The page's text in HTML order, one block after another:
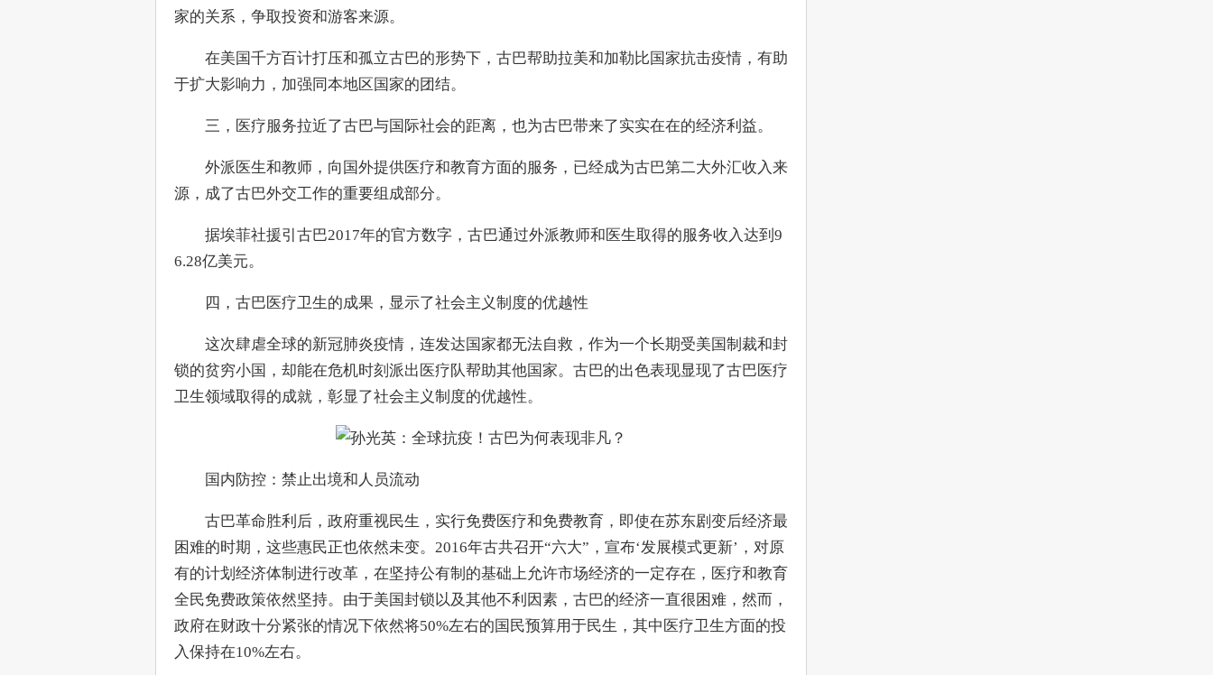
家的关系，争取投资和游客来源。
在美国千方百计打压和孤立古巴的形势下，古巴帮助拉美和加勒比国家抗击疫情，有助
于扩大影响力，加强同本地区国家的团结。
三，医疗服务拉近了古巴与国际社会的距离，也为古巴带来了实实在在的经济利益。
外派医生和教师，向国外提供医疗和教育方面的服务，已经成为古巴第二大外汇收入来
源，成了古巴外交工作的重要组成部分。
据埃菲社援引古巴2017年的官方数字，古巴通过外派教师和医生取得的服务收入达到9
6.28亿美元。
四，古巴医疗卫生的成果，显示了社会主义制度的优越性
这次肆虐全球的新冠肺炎疫情，连发达国家都无法自救，作为一个长期受美国制裁和封
锁的贫穷小国，却能在危机时刻派出医疗队帮助其他国家。古巴的出色表现显现了古巴医疗
卫生领域取得的成就，彰显了社会主义制度的优越性。
国内防控：禁止出境和人员流动
古巴革命胜利后，政府重视民生，实行免费医疗和免费教育，即使在苏东剧变后经济最
困难的时期，这些惠民正也依然未变。2016年古共召开“六大”，宣布‘发展模式更新’，对原
有的计划经济体制进行改革，在坚持公有制的基础上允许市场经济的一定存在，医疗和教育
全民免费政策依然坚持。由于美国封锁以及其他不利因素，古巴的经济一直很困难，然而，
政府在财政十分紧张的情况下依然将50%左右的国民预算用于民生，其中医疗卫生方面的投
入保持在10%左右。